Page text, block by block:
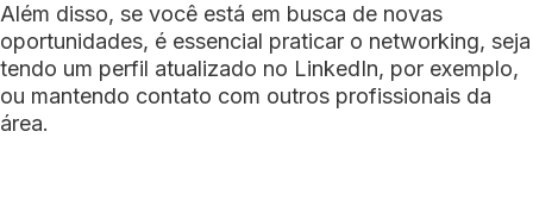
Além disso, se você está em busca de novas
oportunidades, é essencial praticar o networking, seja
tendo um perfil atualizado no LinkedIn, por exemplo,
ou mantendo contato com outros profissionais da
área.